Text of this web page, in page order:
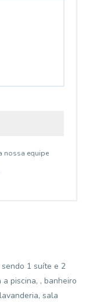
nossa equipe
1 suíte e 2
piscina, , banheiro
sala